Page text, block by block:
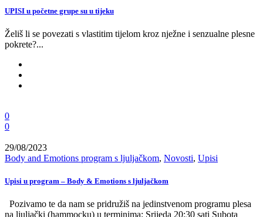
UPISI u početne grupe su u tijeku
Želiš li se povezati s vlastitim tijelom kroz nježne i senzualne plesne
pokrete?...
0
0
29/08/2023
Body and Emotions program s ljuljačkom, Novosti, Upisi
Upisi u program – Body & Emotions s ljuljačkom
Pozivamo te da nam se pridružiš na jedinstvenom programu plesa
na ljuljački (hammocku) u terminima: Srijeda 20:30 sati Subota